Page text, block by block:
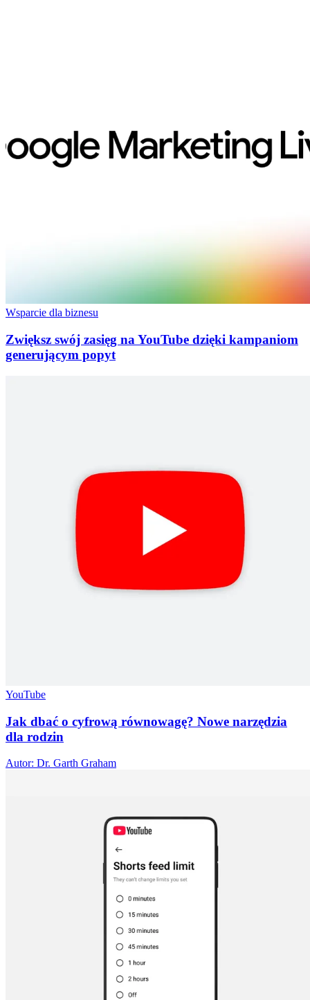
Wsparcie dla biznesu
Zwiększ swój zasięg na YouTube dzięki kampaniom
generującym popyt
YouTube
Jak dbać o cyfrową równowagę? Nowe narzędzia
dla rodzin
Autor: Dr. Garth Graham